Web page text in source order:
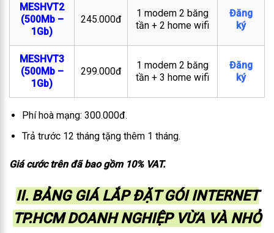
MESHVT2
(500Mb –
1Gb)
245.000đ
1 modem 2 băng
tần + 2 home wifi
Đăng
ký
MESHVT3
(500Mb –
1Gb)
299.000đ
1 modem 2 băng
tần + 3 home wifi
Đăng
ký
Phí hoà mạng: 300.000đ.
Trả trước 12 tháng tặng thêm 1 tháng.
Giá cước trên đã bao gồm 10% VAT.
II. BẢNG GIÁ LẮP ĐẶT GÓI INTERNET
TP.HCM DOANH NGHIỆP VỪA VÀ NHỎ